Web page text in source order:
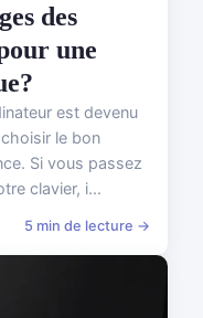
des
une
est devenu
le bon
Si vous passez
clavier, i...
5 min de lecture →